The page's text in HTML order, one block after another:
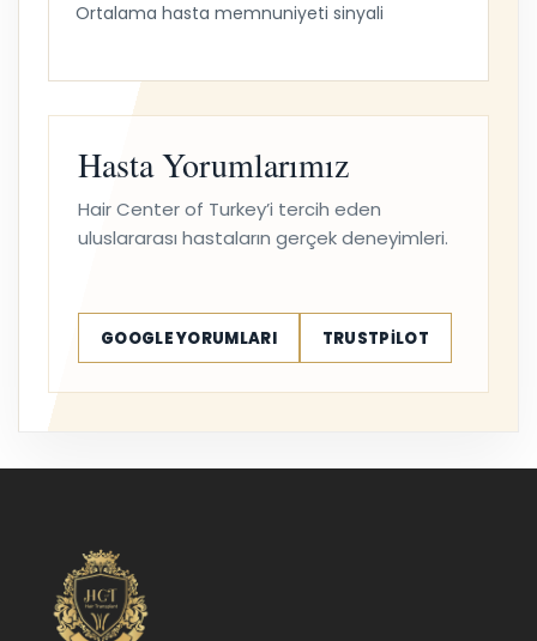
Ortalama hasta memnuniyeti sinyali
Hasta Yorumlarımız
Hair Center of Turkey’i tercih eden
uluslararası hastaların gerçek deneyimleri.
GOOGLE YORUMLARI TRUSTPILOT